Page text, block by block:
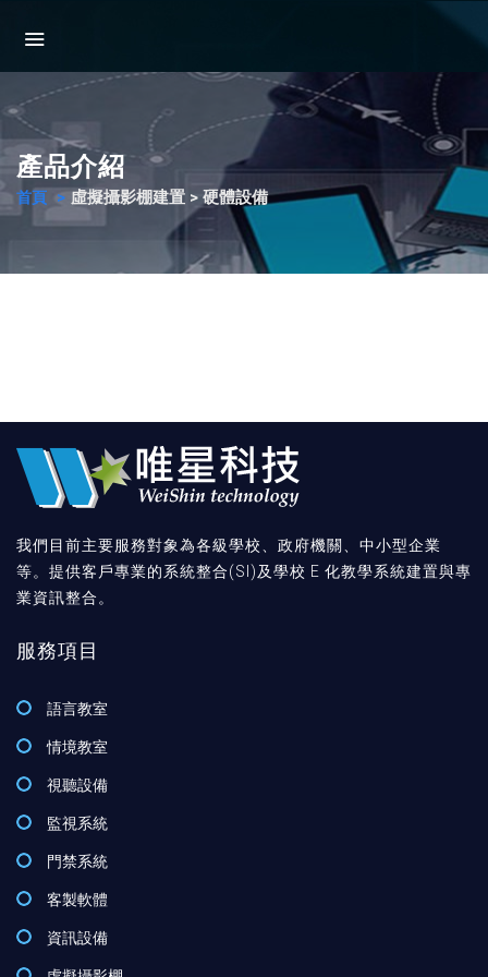
產品介紹
首頁 虛擬攝影棚建置 > 硬體設備
我們目前主要服務對象為各級學校、政府機關、中小型企業
等。提供客戶專業的系統整合(SI)及學校 E 化教學系統建置與專
業資訊整合。
服務項目
語言教室
情境教室
視聽設備
監視系統
門禁系統
客製軟體
資訊設備